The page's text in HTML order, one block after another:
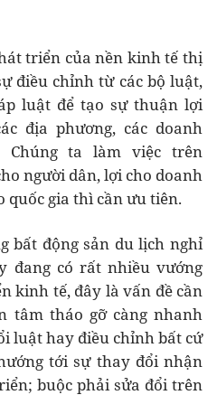
triển của nền kinh tế thị
điều chỉnh từ các bộ luật,
luật để tạo sự thuận lợi
địa phương, các doanh
Chúng ta làm việc trên
người dân, lợi cho doanh
quốc gia thì cần ưu tiên.
bất động sản du lịch nghỉ
đang có rất nhiều vướng
kinh tế, đây là vấn đề cần
tâm tháo gỡ càng nhanh
luật hay điều chỉnh bất cứ
tới sự thay đổi nhận
buộc phải sửa đổi trên